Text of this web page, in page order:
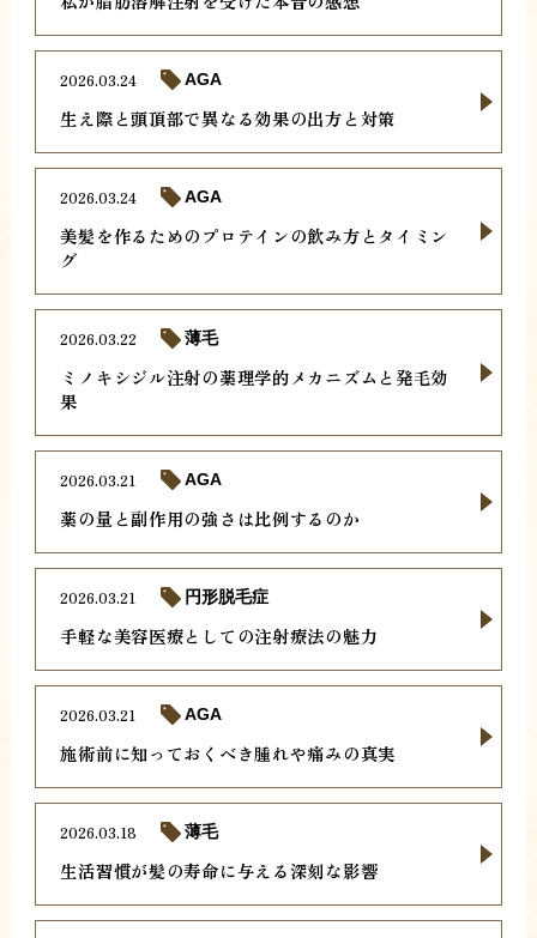
生え際と頭頂部で異なる効果の出方と対策
2026.03.24 AGA
美髪を作るためのプロテインの飲み方とタイミン
グ
2026.03.24 AGA
ミノキシジル注射の薬理学的メカニズムと発毛効
果
2026.03.22 薄毛
薬の量と副作用の強さは比例するのか
2026.03.21 AGA
手軽な美容医療としての注射療法の魅力
2026.03.21 円形脱毛症
施術前に知っておくべき腫れや痛みの真実
2026.03.21 AGA
生活習慣が髪の寿命に与える深刻な影響
2026.03.18 薄毛